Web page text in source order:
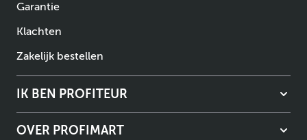
Garantie
Klachten
Zakelijk bestellen
IK BEN PROFITEUR
OVER PROFIMART